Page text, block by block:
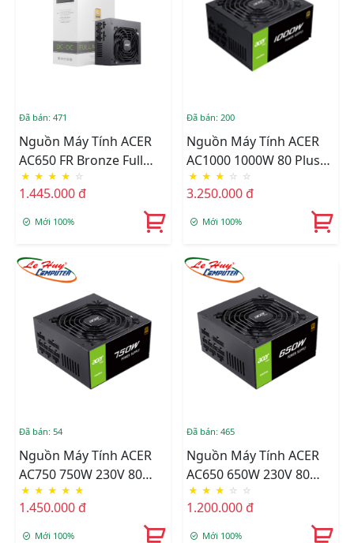
Đã bán: 471
Nguồn Máy Tính ACER
AC650 FR Bronze Full
Modular
★ ★ ★ ★ ☆
1.445.000 đ
Mới 100%
Đã bán: 200
Nguồn Máy Tính ACER
AC1000 1000W 80 Plus
Bronze Full Modular ATX
3.0 PCI-E 5.0 [ƯU ĐÃI
CỰC SỐC]
★ ★ ★ ☆ ☆
3.250.000 đ
Mới 100%
Đã bán: 54
Nguồn Máy Tính ACER
AC750 750W 230V 80
Plus Bronze Full
Modular
★ ★ ★ ★ ★
1.450.000 đ
Mới 100%
Đã bán: 465
Nguồn Máy Tính ACER
AC650 650W 230V 80
Plus Bronze Full
Modular [ƯU ĐÃI CỰC
SỐC]
★ ★ ★ ☆ ☆
1.200.000 đ
Mới 100%